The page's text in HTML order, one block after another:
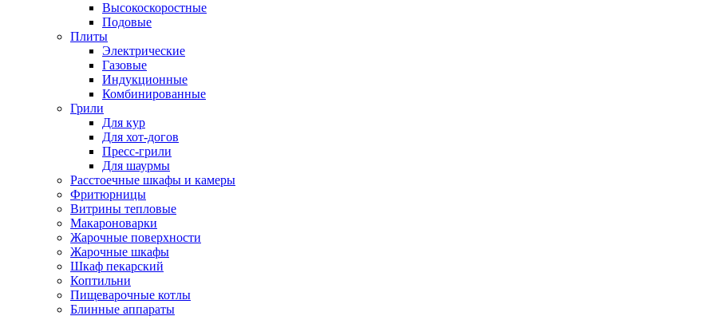
Высокоскоростные
Подовые
Плиты
Электрические
Газовые
Индукционные
Комбинированные
Грили
Для кур
Для хот-догов
Пресс-грили
Для шаурмы
Расстоечные шкафы и камеры
Фритюрницы
Витрины тепловые
Макароноварки
Жарочные поверхности
Жарочные шкафы
Шкаф пекарский
Коптильни
Пищеварочные котлы
Блинные аппараты